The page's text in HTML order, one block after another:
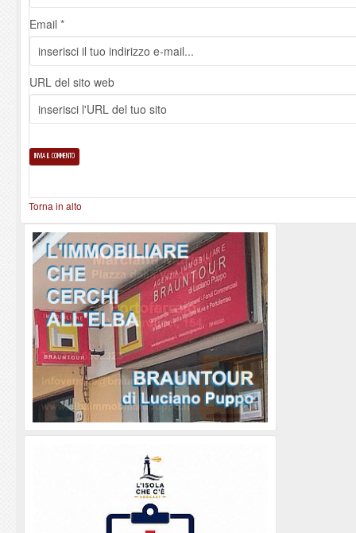
Email *
URL del sito web
Torna in alto